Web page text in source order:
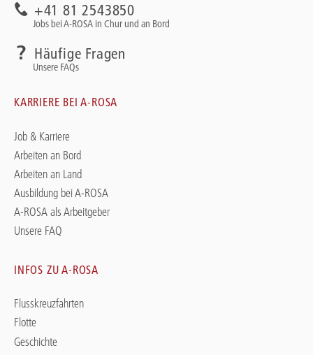
+41 81 2543850
Jobs bei A-ROSA in Chur und an Bord
Häufige Fragen
Unsere FAQs
KARRIERE BEI A-ROSA
Job & Karriere
Arbeiten an Bord
Arbeiten an Land
Ausbildung bei A-ROSA
A-ROSA als Arbeitgeber
Unsere FAQ
INFOS ZU A-ROSA
Flusskreuzfahrten
Flotte
Geschichte